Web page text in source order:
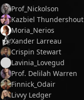
Prof_Nickolson
Kazbiel Thundershout
Moria_Nerios
Xander Larreau
Crispin Stewart
Lavinia_Lovegud
Prof. Delilah Warren
Finnick_Odair
Livvy Ledger